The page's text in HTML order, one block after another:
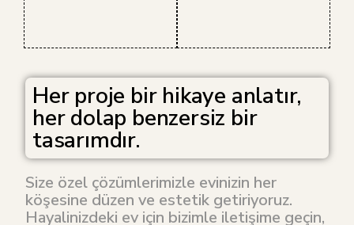
Her proje bir hikaye anlatır,
her dolap benzersiz bir
tasarımdır.
Size özel çözümlerimizle evinizin her
köşesine düzen ve estetik getiriyoruz.
Hayalinizdeki ev için bizimle iletişime geçin,